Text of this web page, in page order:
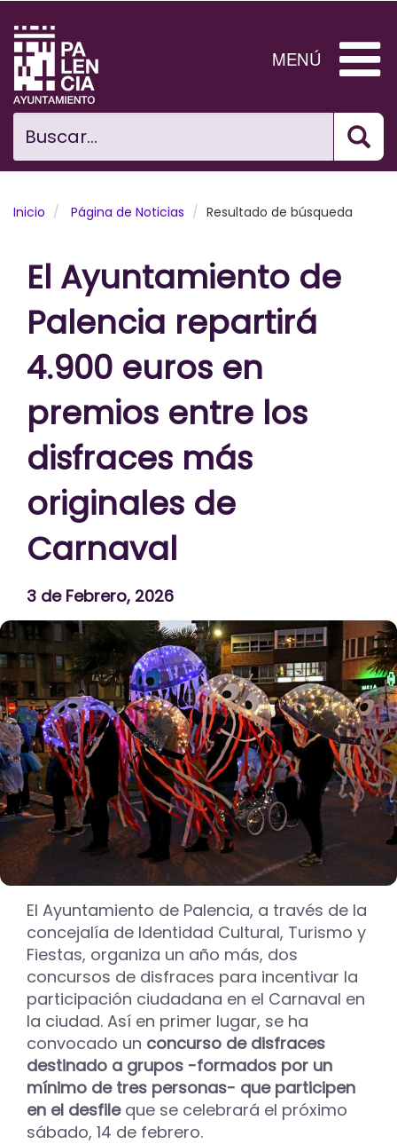
contenido
principal
Buscar...
MENÚ
Ciudad
El Ayuntamiento
Noticias
Areas municipales
Tramita
Inicio Página de Noticias Resultado de búsqueda
El Ayuntamiento de
Palencia repartirá
4.900 euros en
premios entre los
disfraces más
originales de
Carnaval
3 de Febrero, 2026
El Ayuntamiento de Palencia, a través de la
concejalía de Identidad Cultural, Turismo y
Fiestas, organiza un año más, dos
concursos de disfraces para incentivar la
participación ciudadana en el Carnaval en
la ciudad. Así en primer lugar, se ha
convocado un concurso de disfraces
destinado a grupos -formados por un
mínimo de tres personas- que participen
en el desfile que se celebrará el próximo
sábado, 14 de febrero.